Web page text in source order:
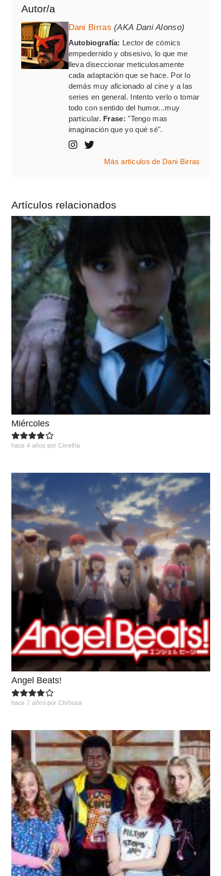
Autor/a
Dani Birras (AKA Dani Alonso)
Autobiografía: Lector de cómics
empedernido y obsesivo, lo que me
lleva diseccionar meticulosamente
cada adaptación que se hace. Por lo
demás muy aficionado al cine y a las
series en general. Intento verlo o tomar
todo con sentido del humor...muy
particular. Frase: "Tengo mas
imaginación que yo qué sé".
Más artículos de Dani Birras
Artículos relacionados
Miércoles
hace 4 años por Cinefila
Angel Beats!
hace 7 años por Chibusa